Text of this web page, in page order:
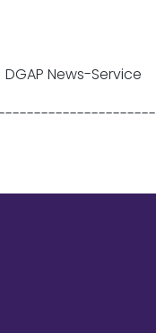
DGAP News-Service